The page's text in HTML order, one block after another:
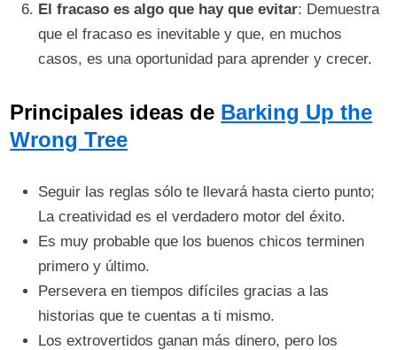
El fracaso es algo que hay que evitar: Demuestra
que el fracaso es inevitable y que, en muchos
casos, es una oportunidad para aprender y crecer.
Principales ideas de Barking Up the
Wrong Tree
Seguir las reglas sólo te llevará hasta cierto punto;
La creatividad es el verdadero motor del éxito.
Es muy probable que los buenos chicos terminen
primero y último.
Persevera en tiempos difíciles gracias a las
historias que te cuentas a ti mismo.
Los extrovertidos ganan más dinero, pero los